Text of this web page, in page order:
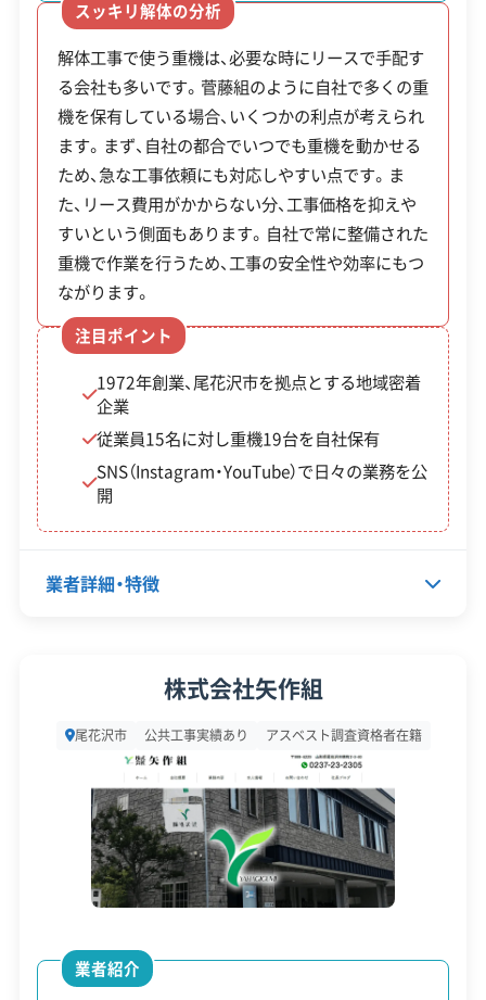
尾花沢市では、雪による家屋倒壊の危険性を減
らすため、最大100万円という全国でも特に手
厚い空き家解体補助金制度を設けています。
制度名
補助
金
対象・条件
尾花沢市不良住
宅除却促進事業 /
老朽空き家除却
対象
費の
（上
・市の事前調査で危険
判断された空き家
・所有者に市税等の滞
花沢市空き家・空き地
現在（2026年1月9日）は冬期で工事が難しいため、こ
れから申請を検討するなら、雪解け後の春に着工で
きるよう、今のうちから市役所に事前相談をしてお
くことをおすすめします。
※制度の最新情報や申請様式は、必ず自治体の公式
尾花沢市の公式サイトで詳細を見る
顧客対応・サービス(17)
自社ホームページ 無料見積もり 不要品回収
不要品買取
不動産取引
補助金・助成金申請 土地活用
滅失登記
建設リサイクル届
近隣挨拶
翌営業日連絡
クレジットカード
解体ローン SNS 土対応
日祝対応
※項目にカーソルを合わせると詳細な説明が表示されます。
事の相談にも対応しやすい体制が整っています。ま
た、InstagramやYouTubeで日々の作業の様子を発
信しているため、依頼前に会社の雰囲気や仕事ぶり
も確認できます。
スッキリ解体の分析
解体工事で使う重機は、必要な時にリースで手配す
る会社も多いです。菅藤組のように自社で多くの重
機を保有している場合、いくつかの利点が考えられ
ます。まず、自社の都合でいつでも重機を動かせる
ため、急な工事依頼にも対応しやすい点です。ま
た、リース費用がかからない分、工事価格を抑えや
すいという側面もあります。自社で常に整備された
重機で作業を行うため、工事の安全性や効率にもつ
ながります。
注目ポイント
1972年創業、尾花沢市を拠点とする地域密着
企業
従業員15名に対し重機19台を自社保有
SNS（Instagram・YouTube）で日々の業務を公
開
業者詳細・特徴
2
設立日 -
資本金 500万円
電話番号 0237-23-3632
営業日
株式会社矢作組
尾花沢市 公共工事実績あり アスベスト調査資格者在籍
業者紹介